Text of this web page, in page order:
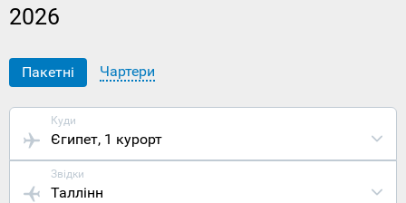
2026
Пакетні Чартери
Куди
Єгипет, 1 курорт
Звідки
Таллінн